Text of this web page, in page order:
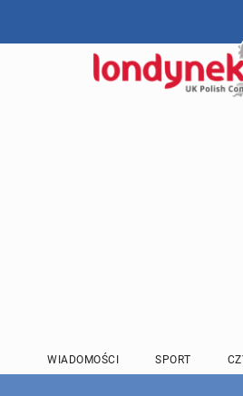
WIADOMOŚCI SPORT